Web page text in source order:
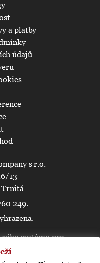
s.r.o.
13
Trnitá
249.
a platby
údajů
systému pro